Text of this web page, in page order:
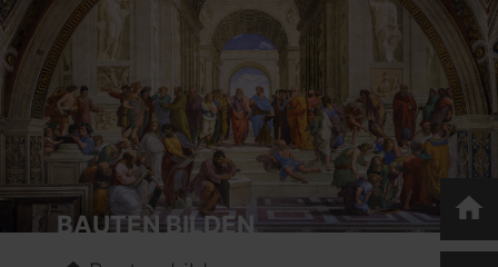
home
BAUTEN BILDEN